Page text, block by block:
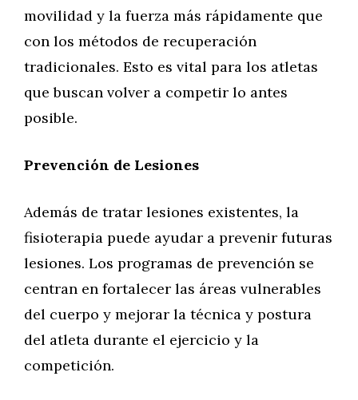
movilidad y la fuerza más rápidamente que
con los métodos de recuperación
tradicionales. Esto es vital para los atletas
que buscan volver a competir lo antes
posible.
Prevención de Lesiones
Además de tratar lesiones existentes, la
fisioterapia puede ayudar a prevenir futuras
lesiones. Los programas de prevención se
centran en fortalecer las áreas vulnerables
del cuerpo y mejorar la técnica y postura
del atleta durante el ejercicio y la
competición.